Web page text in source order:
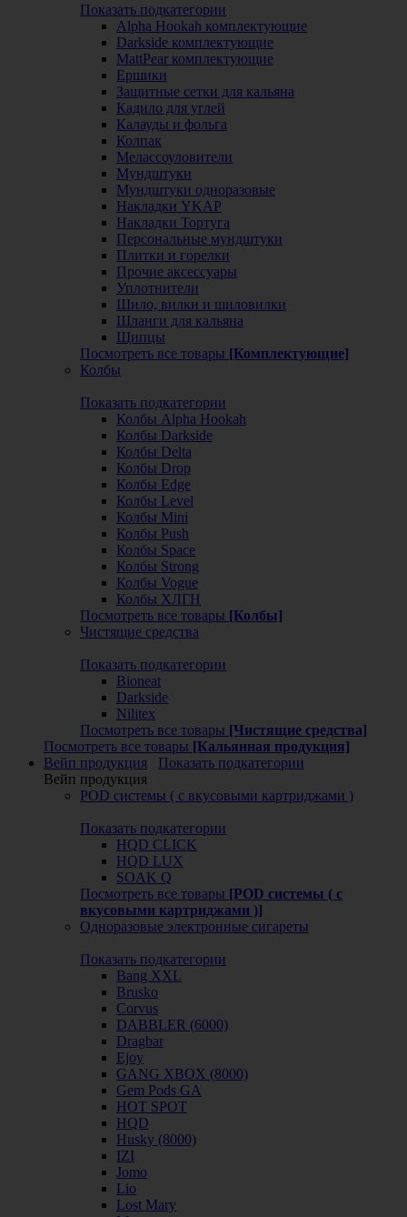
Показать подкатегории
Alpha Hookah комплектующие
Darkside комплектующие
MattPear комплектующие
Ершики
Защитные сетки для кальяна
Кадило для углей
Калауды и фольга
Колпак
Мелассоуловители
Мундштуки
Мундштуки одноразовые
Накладки YKAP
Накладки Тортуга
Персональные мундштуки
Плитки и горелки
Прочие аксессуары
Уплотнители
Шило, вилки и шиловилки
Шланги для кальяна
Щипцы
Посмотреть все товары [Комплектующие]
Колбы
Показать подкатегории
Колбы Alpha Hookah
Колбы Darkside
Колбы Delta
Колбы Drop
Колбы Edge
Колбы Level
Колбы Mini
Колбы Push
Колбы Space
Колбы Strong
Колбы Vogue
Колбы ХЛГН
Посмотреть все товары [Колбы]
Чистящие средства
Показать подкатегории
Bioneat
Darkside
Nilitex
Посмотреть все товары [Чистящие средства]
Посмотреть все товары [Кальянная продукция]
Вейп продукция
Показать подкатегории
Вейп продукция
POD системы ( с вкусовыми картриджами )
Показать подкатегории
HQD CLICK
HQD LUX
SOAK Q
Посмотреть все товары [POD системы ( с
вкусовыми картриджами )]
Одноразовые электронные сигареты
Показать подкатегории
Bang XXL
Brusko
Corvus
DABBLER (6000)
Dragbar
Ejoy
GANG XBOX (8000)
Gem Pods GA
HOT SPOT
HQD
Husky (8000)
IZI
Jomo
Lio
Lost Mary